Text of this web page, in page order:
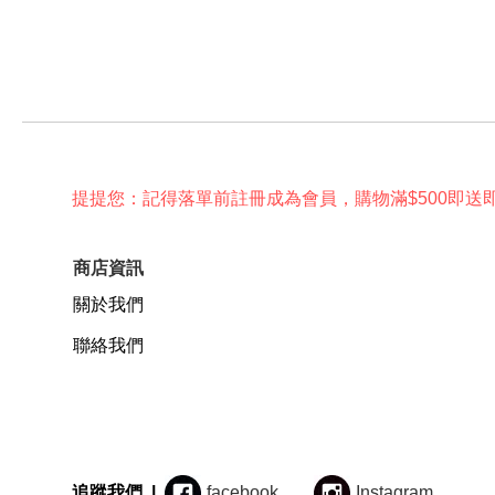
提提您：記得落單前註冊成為會員，購物滿$500即送
商店資訊
關於我們
聯絡我們